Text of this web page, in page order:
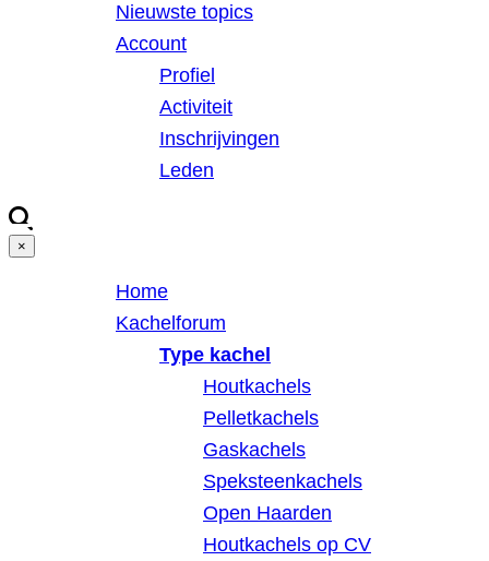
Nieuwste topics
Account
Profiel
Activiteit
Inschrijvingen
Leden
×
Home
Kachelforum
Type kachel
Houtkachels
Pelletkachels
Gaskachels
Speksteenkachels
Open Haarden
Houtkachels op CV